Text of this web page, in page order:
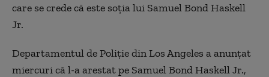
care se crede că este soția lui Samuel Bond Haskell
Jr.
Departamentul de Poliție din Los Angeles a anunțat
miercuri că l-a arestat pe Samuel Bond Haskell Jr.,